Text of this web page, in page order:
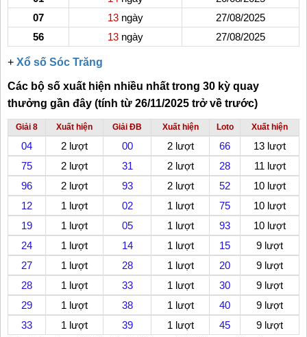
07
13 ngày
27/08/2025
56
13 ngày 27/08/2025
+ Xổ số Sóc Trăng
Các bộ số xuất hiện nhiều nhất trong 30 kỳ quay
thưởng gần đây (tính từ 26/11/2025 trở về trước)
Giải 8 Xuất hiện Giải ĐB Xuất hiện Loto Xuất hiện
04 2 lượt 00 2 lượt 66
13 lượt
75
2 lượt 31 2 lượt 28
11 lượt
96
2 lượt 93 2 lượt 52
10 lượt
12
1 lượt 02 1 lượt 75
10 lượt
19
1 lượt 05 1 lượt 93
10 lượt
24
1 lượt 14 1 lượt 15
9 lượt
27
1 lượt 28 1 lượt 20
9 lượt
28
1 lượt 33 1 lượt 30
9 lượt
29
1 lượt 38 1 lượt 40
9 lượt
33
1 lượt 39 1 lượt 45
9 lượt